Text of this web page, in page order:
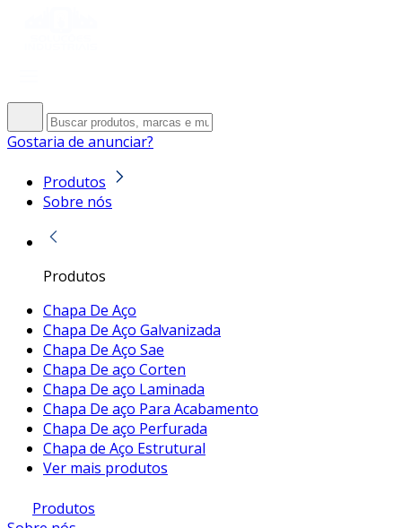
Gostaria de anunciar?
Produtos
Sobre nós
Produtos
Chapa De Aço
Chapa De Aço Galvanizada
Chapa De Aço Sae
Chapa De aço Corten
Chapa De aço Laminada
Chapa De aço Para Acabamento
Chapa De aço Perfurada
Chapa de Aço Estrutural
Ver mais produtos
Produtos